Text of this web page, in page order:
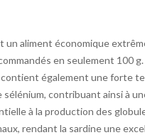
un aliment économique
en seulement 100 g.
également une forte
sélénium, contribuant ainsi à
à la production des
rendant la sardine une